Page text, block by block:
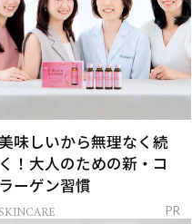
味しいから無理なく続
く！大人のための新・コ
ラーゲン習慣
SKINCARE PR